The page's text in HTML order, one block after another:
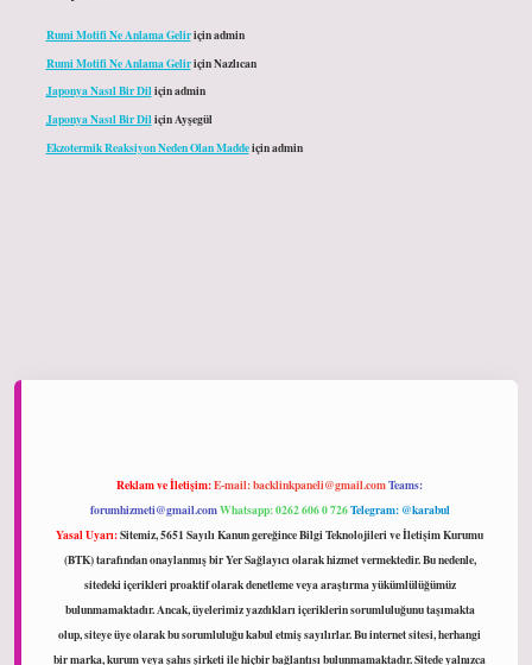
Rumi Motifi Ne Anlama Geliriçinadmin
Rumi Motifi Ne Anlama GeliriçinNazlıcan
Japonya Nasıl Bir Diliçinadmin
Japonya Nasıl Bir DiliçinAyşegül
Ekzotermik Reaksiyon Neden Olan Maddeiçinadmin
Reklam ve İletişim:E-mail:backlinkpaneli@gmail.comTeams:
forumhizmeti@gmail.comWhatsapp: 0262 606 0 726Telegram: @karabul
Yasal Uyarı:Sitemiz, 5651 Sayılı Kanun gereğince Bilgi Teknolojileri ve İletişim Kurumu
(BTK) tarafından onaylanmış bir Yer Sağlayıcı olarak hizmet vermektedir. Bu nedenle,
sitedeki içerikleri proaktif olarak denetleme veya araştırma yükümlülüğümüz
bulunmamaktadır. Ancak, üyelerimiz yazdıkları içeriklerin sorumluluğunu taşımakta
olup, siteye üye olarak bu sorumluluğu kabul etmiş sayılırlar. Bu internet sitesi, herhangi
bir marka, kurum veya şahıs şirketi ile hiçbir bağlantısı bulunmamaktadır. Sitede yalnızca